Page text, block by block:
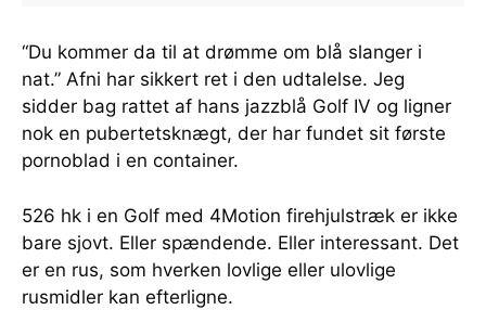
“Du kommer da til at drømme om blå slanger i
nat.” Afni har sikkert ret i den udtalelse. Jeg
sidder bag rattet af hans jazzblå Golf IV og ligner
nok en pubertetsknægt, der har fundet sit første
pornoblad i en container.
526 hk i en Golf med 4Motion firehjulstræk er ikke
bare sjovt. Eller spændende. Eller interessant. Det
er en rus, som hverken lovlige eller ulovlige
rusmidler kan efterligne.